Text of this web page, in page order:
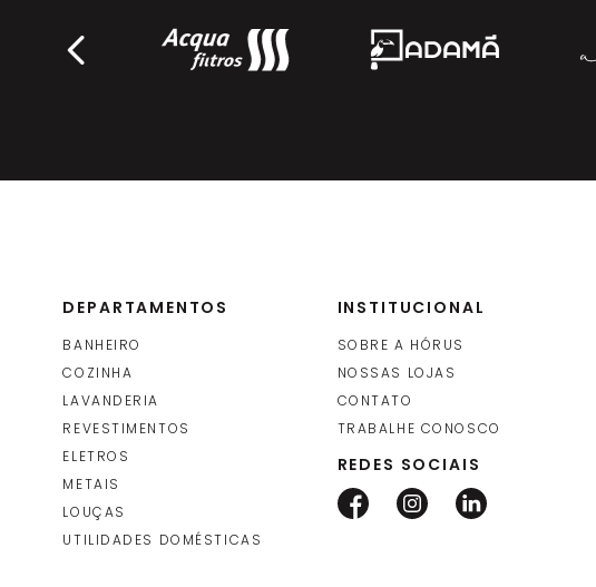
DEPARTAMENTOS
BANHEIRO
COZINHA
LAVANDERIA
REVESTIMENTOS
ELETROS
METAIS
LOUÇAS
UTILIDADES DOMÉSTICAS
INSTITUCIONAL
SOBRE A HÓRUS
NOSSAS LOJAS
CONTATO
TRABALHE CONOSCO
REDES SOCIAIS